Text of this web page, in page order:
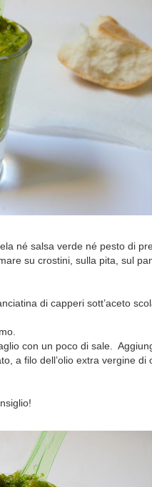
né salsa verde né pesto di
su crostini, sulla pita, sul
di capperi sott’aceto
con un poco di sale.
a filo dell’olio extra vergine di